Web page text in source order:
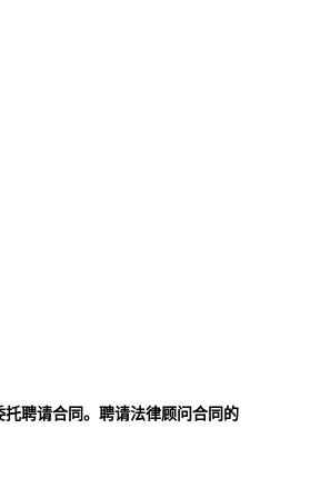
聘请合同。聘请法律顾问合同的